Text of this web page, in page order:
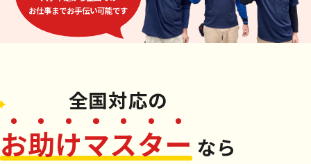
お仕事までお手伝い可能です
全国対応の
お助けマスター なら